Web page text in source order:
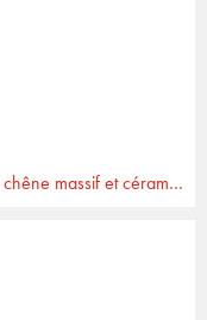
Meuble TV 1 porte 1 niche EXTREME en chêne massif et céramique